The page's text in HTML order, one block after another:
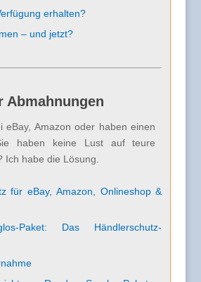
erhalten?
– und jetzt?
Abmahnungen
eBay, Amazon oder haben einen
haben keine Lust auf teure
Ich habe die Lösung.
für eBay, Amazon, Onlineshop &
Paket: Das Händlerschutz-